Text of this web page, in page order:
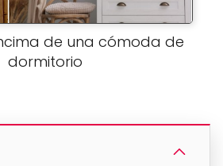
de una cómoda de
dormitorio